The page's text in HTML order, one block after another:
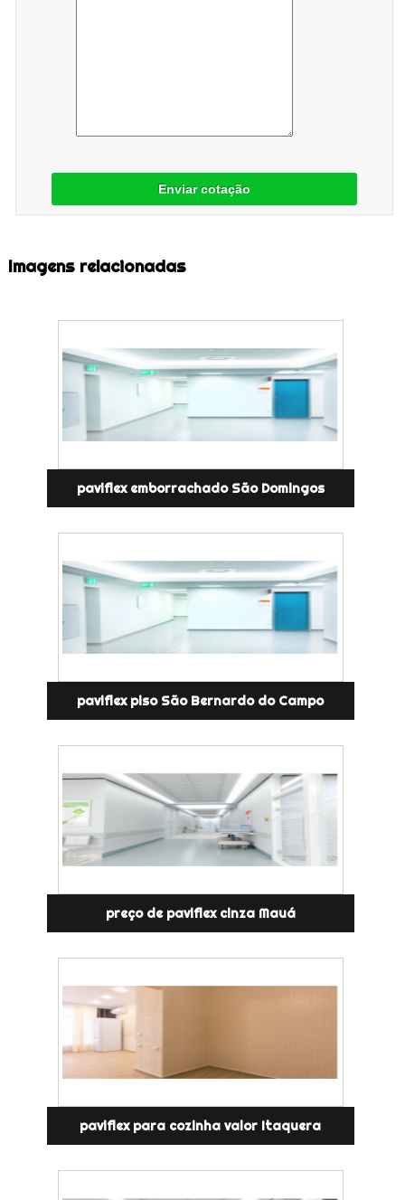
Enviar cotação
Imagens relacionadas
paviflex emborrachado São Domingos
paviflex piso São Bernardo do Campo
preço de paviflex cinza Mauá
paviflex para cozinha valor Itaquera